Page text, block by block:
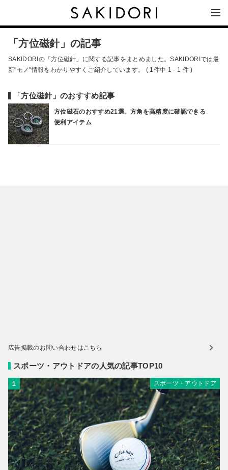
「方位磁針」の記事
SAKIDORIの「方位磁針」に関する記事をまとめました。SAKIDORIでは最
新"モノ"情報をわかりやすくご紹介しています。 ( 1件中 1 - 1 件 )
「方位磁針」のおすすめ記事
方位磁石のおすすめ21選。方角を高精度に確認できる
便利アイテム
広告掲載のお問い合わせはこちら
スポーツ・アウトドアの人気の記事TOP10
1 スポーツ・アウトドア